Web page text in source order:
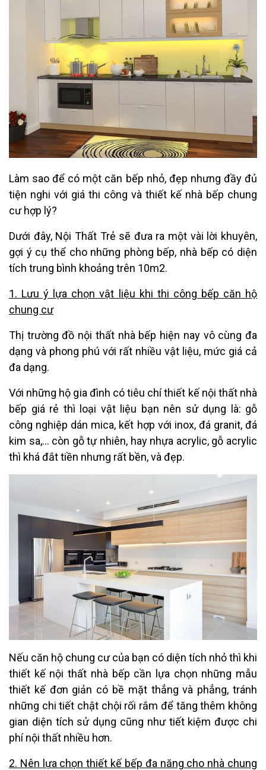
Làm sao để có một căn bếp nhỏ, đẹp nhưng đầy đủ
tiện nghi với giá thi công và thiết kế nhà bếp chung
cư hợp lý?
Dưới đây, Nội Thất Trẻ sẽ đưa ra một vài lời khuyên,
gợi ý cụ thể cho những phòng bếp, nhà bếp có diện
tích trung bình khoảng trên 10m2.
1. Lưu ý lựa chọn vật liệu khi thi công bếp căn hộ
chung cư
Thị trường đồ nội thất nhà bếp hiện nay vô cùng đa
dạng và phong phú với rất nhiều vật liệu, mức giá cả
đa dạng.
Với những hộ gia đình có tiêu chí thiết kế nội thất nhà
bếp giá rẻ thì loại vật liệu bạn nên sử dụng là: gỗ
công nghiệp dán mica, kết hợp với inox, đá granit, đá
kim sa,... còn gỗ tự nhiên, hay nhựa acrylic, gỗ acrylic
thì khá đắt tiền nhưng rất bền, và đẹp.
Nếu căn hộ chung cư của bạn có diện tích nhỏ thì khi
thiết kế nội thất nhà bếp cần lựa chọn những mẫu
thiết kế đơn giản có bề mặt thẳng và phẳng, tránh
những chi tiết chật chội rối rắm để tăng thêm không
gian diện tích sử dụng cũng như tiết kiệm được chi
phí nội thất nhiều hơn.
2. Nên lựa chọn thiết kế bếp đa năng cho nhà chung